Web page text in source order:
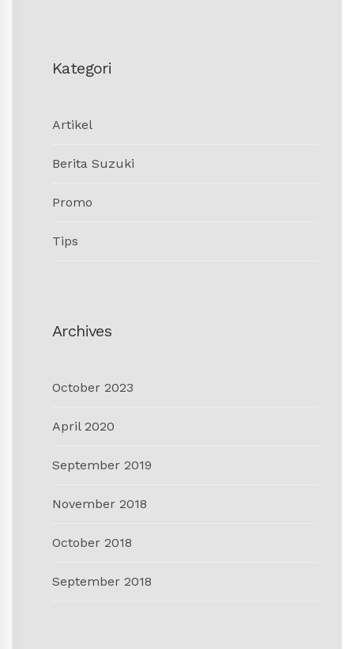
Kategori
Artikel
Berita Suzuki
Promo
Tips
Archives
October 2023
April 2020
September 2019
November 2018
October 2018
September 2018